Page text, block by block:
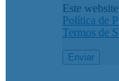
Este
Política de
Termos de